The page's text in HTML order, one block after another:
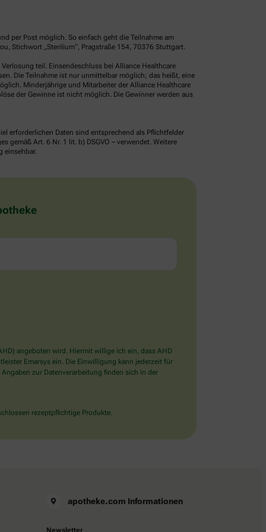
per Post möglich. So einfach geht die Teilnahme am
Stichwort „Sterilium“, Pragstraße 154, 70376 Stuttgart.
teil. Einsendeschluss bei Alliance Healthcare
Die Teilnahme ist nur unmittelbar möglich; das heißt, eine
Minderjährige und Mitarbeiter der Alliance Healthcare
der Gewinne ist nicht möglich. Die Gewinner werden aus
erforderlichen Daten sind entsprechend als Pflichtfelder
gemäß Art. 6 Nr. 1 lit. b) DSGVO – verwendet. Weitere
einsehbar.
angeboten wird. Hiermit willige ich ein, dass AHD
Emarsys ein. Die Einwilligung kann jederzeit für
zur Datenverarbeitung finden sich in der
rezeptpflichtige Produkte.
apotheke.com Informationen
Newsletter